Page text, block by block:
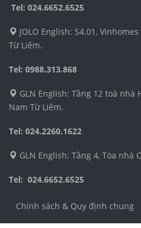
Tel: 024.6652.6525
JOLO English: S4.01,
Từ Liêm.
Tel: 0988.313.868
GLN English: Tầng 12 toà nhà
Nam Từ Liêm.
Tel: 024.2260.1622
GLN English: Tầng 4, Tòa nhà
Tel: 024.6652.6525
Chính sách & Quy định chung